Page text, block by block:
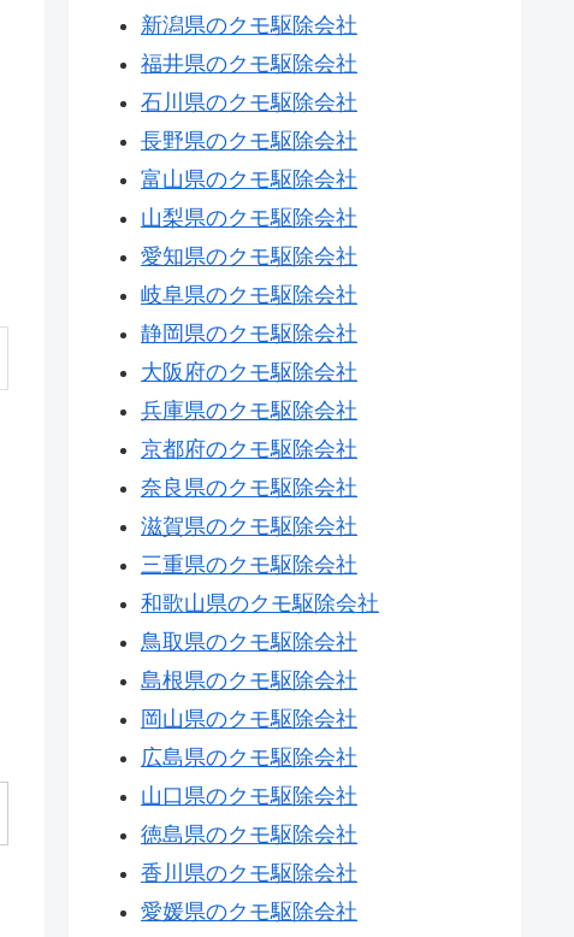
新潟県のクモ駆除会社
福井県のクモ駆除会社
石川県のクモ駆除会社
長野県のクモ駆除会社
富山県のクモ駆除会社
山梨県のクモ駆除会社
愛知県のクモ駆除会社
岐阜県のクモ駆除会社
静岡県のクモ駆除会社
大阪府のクモ駆除会社
兵庫県のクモ駆除会社
京都府のクモ駆除会社
奈良県のクモ駆除会社
滋賀県のクモ駆除会社
三重県のクモ駆除会社
和歌山県のクモ駆除会社
鳥取県のクモ駆除会社
島根県のクモ駆除会社
岡山県のクモ駆除会社
広島県のクモ駆除会社
山口県のクモ駆除会社
徳島県のクモ駆除会社
香川県のクモ駆除会社
愛媛県のクモ駆除会社